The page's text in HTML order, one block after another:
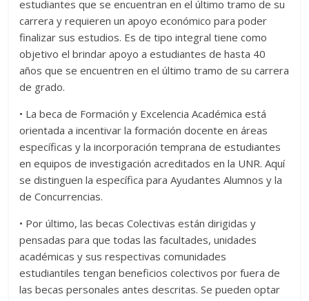
estudiantes que se encuentran en el último tramo de su
carrera y requieren un apoyo económico para poder
finalizar sus estudios. Es de tipo integral tiene como
objetivo el brindar apoyo a estudiantes de hasta 40
años que se encuentren en el último tramo de su carrera
de grado.
• La beca de Formación y Excelencia Académica está
orientada a incentivar la formación docente en áreas
específicas y la incorporación temprana de estudiantes
en equipos de investigación acreditados en la UNR. Aquí
se distinguen la específica para Ayudantes Alumnos y la
de Concurrencias.
• Por último, las becas Colectivas están dirigidas y
pensadas para que todas las facultades, unidades
académicas y sus respectivas comunidades
estudiantiles tengan beneficios colectivos por fuera de
las becas personales antes descritas. Se pueden optar